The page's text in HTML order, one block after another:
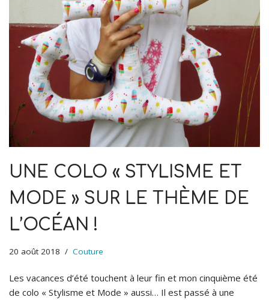
UNE COLO « STYLISME ET
MODE » SUR LE THÈME DE
L’OCÉAN !
20 août 2018 Couture
Les vacances d’été touchent à leur fin et mon cinquième été
de colo « Stylisme et Mode » aussi… Il est passé à une